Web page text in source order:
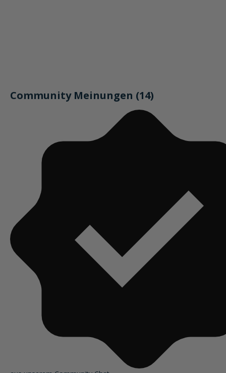
Community Meinungen (14)